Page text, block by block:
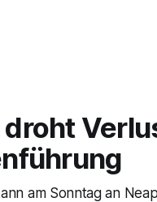
droht
am Sonntag an